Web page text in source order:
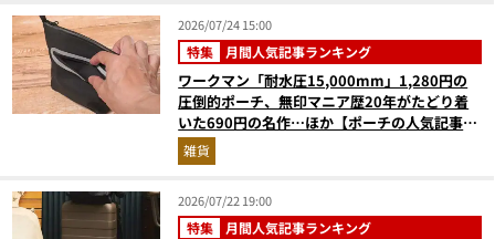
2026/07/24 15:00
特集 月間人気記事ランキング
ワークマン「耐水圧15,000mm」1,280円の
圧倒的ポーチ、無印マニア歴20年がたどり着
いた690円の名作…ほか【ポーチの人気記事ラ
ンキングベスト3】（2026年6月版）
雑貨
2026/07/22 19:00
特集 月間人気記事ランキング